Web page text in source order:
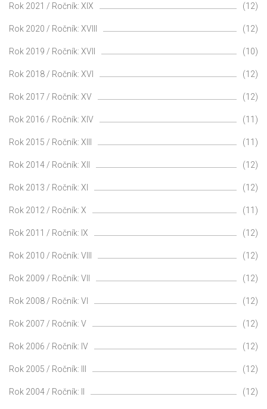
Rok 2021 / Ročník: XIX (12)
Rok 2020 / Ročník: XVIII (12)
Rok 2019 / Ročník: XVII (10)
Rok 2018 / Ročník: XVI (12)
Rok 2017 / Ročník: XV (12)
Rok 2016 / Ročník: XIV (11)
Rok 2015 / Ročník: XIII (11)
Rok 2014 / Ročník: XII (12)
Rok 2013 / Ročník: XI (12)
Rok 2012 / Ročník: X (11)
Rok 2011 / Ročník: IX (12)
Rok 2010 / Ročník: VIII (12)
Rok 2009 / Ročník: VII (12)
Rok 2008 / Ročník: VI (12)
Rok 2007 / Ročník: V (12)
Rok 2006 / Ročník: IV (12)
Rok 2005 / Ročník: III (12)
Rok 2004 / Ročník: II (12)